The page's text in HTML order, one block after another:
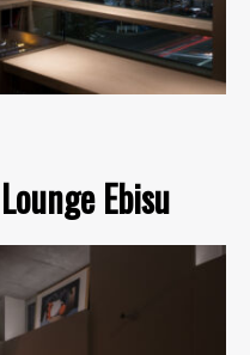
Ebisu